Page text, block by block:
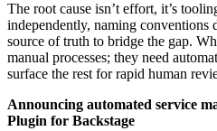
The root cause isn’t effort, it’s
independently, naming conventions
source of truth to bridge the gap.
manual processes; they need
surface the rest for rapid human
Announcing automated service
Plugin for Backstage